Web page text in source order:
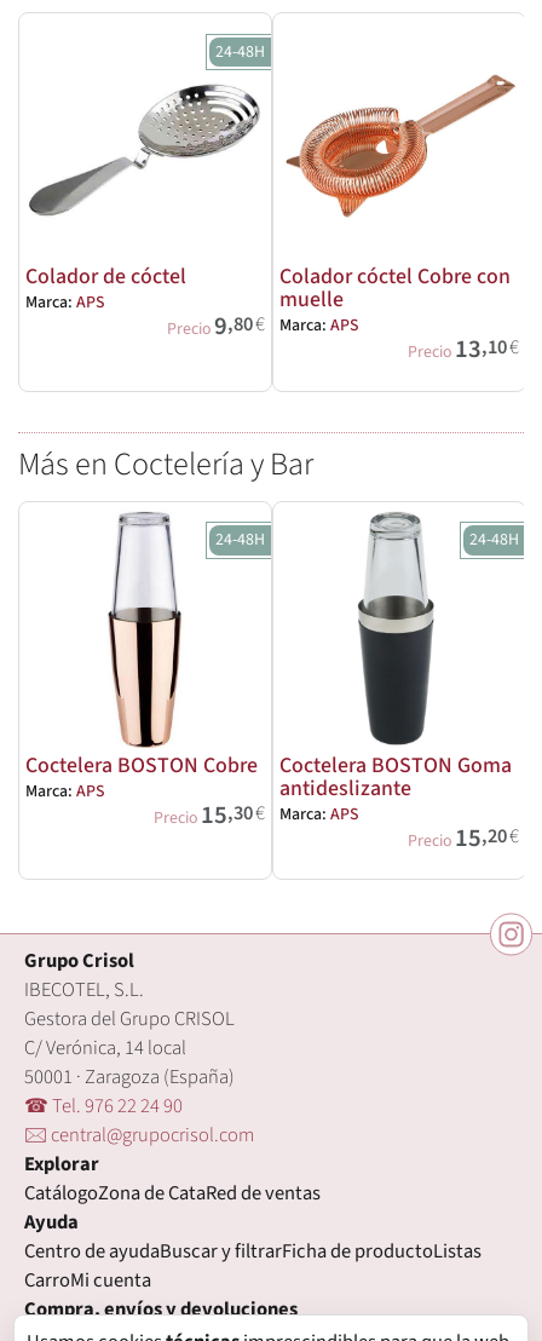
24-48H
Colador de cóctel
Marca: APS
Precio9,80€
Colador cóctel Cobre con
muelle
Marca: APS
Precio 13,10€
Más en Coctelería y Bar
24-48H
Coctelera BOSTON Cobre
Marca: APS
Precio 15,30€
24-48H
Coctelera BOSTON Goma
antideslizante
Marca: APS
Precio 15,20€
Grupo Crisol
IBECOTEL, S.L.
Gestora del Grupo CRISOL
C/ Verónica, 14 local
50001 · Zaragoza (España)
☎ Tel. 976 22 24 90
🖂 central@grupocrisol.com
Explorar
CatálogoZona de CataRed de ventas
Ayuda
Centro de ayudaBuscar y filtrarFicha de productoListas
CarroMi cuenta
Compra, envíos y devoluciones